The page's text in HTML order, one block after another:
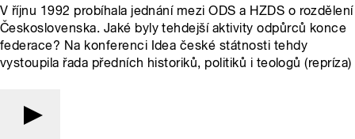
V říjnu 1992 probíhala jednání mezi ODS a HZDS o rozdělení
Československa. Jaké byly tehdejší aktivity odpůrců konce
federace? Na konferenci Idea české státnosti tehdy
vystoupila řada předních historiků, politiků i teologů (repríza)